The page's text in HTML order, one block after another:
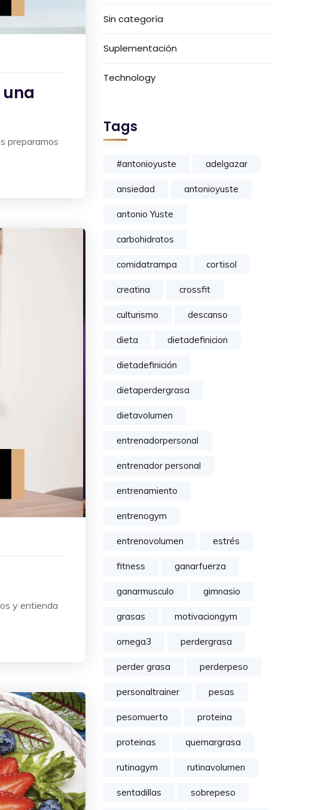
preparamos
y entienda
Sin categoría
Suplementación
Technology
Tags
#antonioyuste adelgazar
ansiedad antonioyuste
antonio Yuste
carbohidratos
comidatrampa cortisol
creatina crossfit
culturismo descanso
dieta dietadefinicion
dietadefinición
dietaperdergrasa
dietavolumen
entrenadorpersonal
entrenador personal
entrenamiento
entrenogym
entrenovolumen estrés
fitness ganarfuerza
ganarmusculo gimnasio
grasas motivaciongym
omega3 perdergrasa
perder grasa perderpeso
personaltrainer pesas
pesomuerto proteina
proteinas quemargrasa
rutinagym rutinavolumen
sentadillas sobrepeso